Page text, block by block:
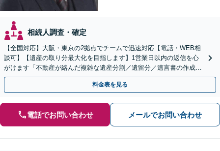
相続人調査・確定
【全国対応】大阪・東京の2拠点でチームで迅速対応【電話・WEB相
談可】【遺産の取り分最大化を目指します】1営業日以内の返信を心
がけます「不動産が絡んだ複雑な遺産分割／遺留分／遺言書の作成・
執行／事業承継など、お任せください」【休日相談あり】
料金表を見る
電話でお問い合わせ メールでお問い合わせ